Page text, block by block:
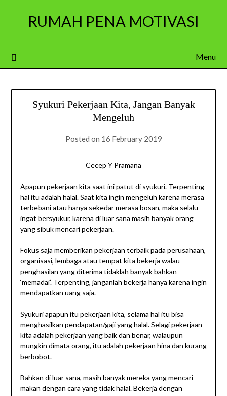
RUMAH PENA MOTIVASI
Menu
Syukuri Pekerjaan Kita, Jangan Banyak
Mengeluh
Posted on 16 February 2019
Cecep Y Pramana
Apapun pekerjaan kita saat ini patut di syukuri. Terpenting
hal itu adalah halal. Saat kita ingin mengeluh karena merasa
terbebani atau hanya sekedar merasa bosan, maka selalu
ingat bersyukur, karena di luar sana masih banyak orang
yang sibuk mencari pekerjaan.
Fokus saja memberikan pekerjaan terbaik pada perusahaan,
organisasi, lembaga atau tempat kita bekerja walau
penghasilan yang diterima tidaklah banyak bahkan
‘memadai’. Terpenting, janganlah bekerja hanya karena ingin
mendapatkan uang saja.
Syukuri apapun itu pekerjaan kita, selama hal itu bisa
menghasilkan pendapatan/gaji yang halal. Selagi pekerjaan
kita adalah pekerjaan yang baik dan benar, walaupun
mungkin dimata orang, itu adalah pekerjaan hina dan kurang
berbobot.
Bahkan di luar sana, masih banyak mereka yang mencari
makan dengan cara yang tidak halal. Bekerja dengan